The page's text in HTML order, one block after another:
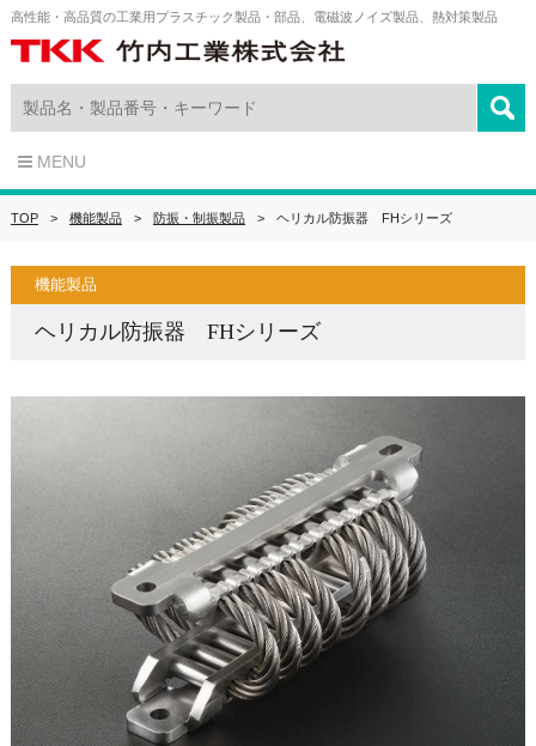
高性能・高品質の工業用プラスチック製品・部品、電磁波ノイズ製品、熱対策製品
MENU
TOP 機能製品 防振・制振製品 ヘリカル防振器 FHシリーズ
機能製品
ヘリカル防振器 FHシリーズ